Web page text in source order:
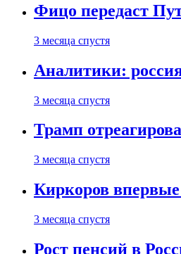
Фицо передаст
3 месяца спустя
Аналитики:
3 месяца спустя
Трамп
3 месяца спустя
Киркоров впервые
3 месяца спустя
Рост пенсий в